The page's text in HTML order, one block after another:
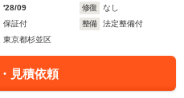
'28/09 修復
なし
保証付 整備
法定整備付
東京都杉並区
見積依頼